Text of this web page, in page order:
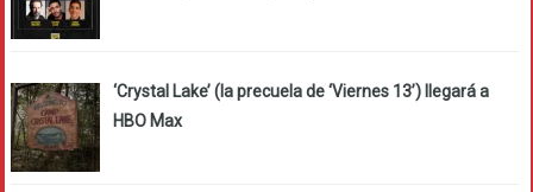
‘Crystal Lake’ (la precuela de ‘Viernes 13’) llegará a
HBO Max